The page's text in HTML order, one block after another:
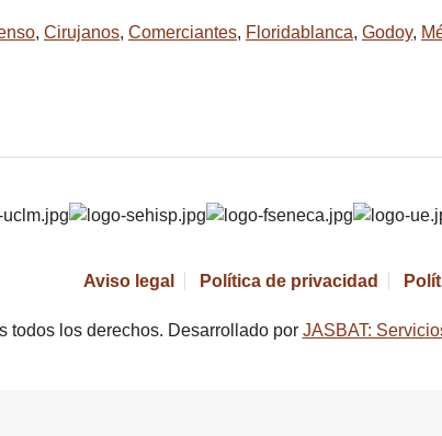
, Cirujanos, Comerciantes, Floridablanca, Godoy,
Aviso legal Política de privacidad
todos los derechos. Desarrollado por JASBAT: